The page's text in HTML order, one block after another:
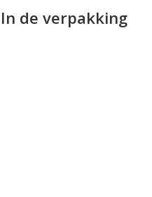
In de verpakking